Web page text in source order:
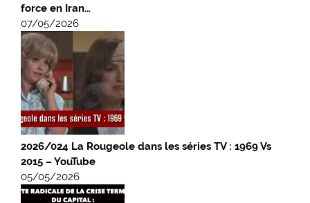
force en Iran…
07/05/2026
2026/024 La Rougeole dans les séries TV : 1969 Vs
2015 – YouTube
05/05/2026